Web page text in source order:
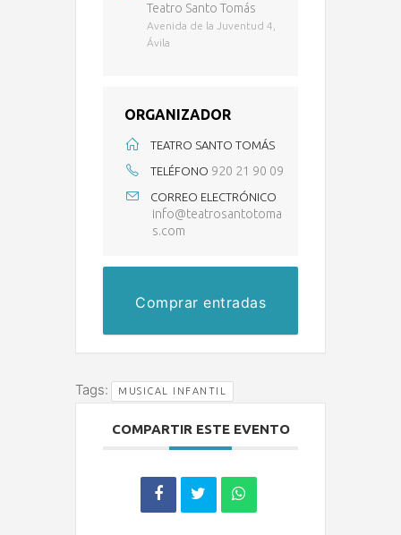
Teatro Santo Tomás
Avenida de la Juventud 4,
Ávila
ORGANIZADOR
TEATRO SANTO TOMÁS
TELÉFONO 920 21 90 09
CORREO ELECTRÓNICO
info@teatrosantotoma
s.com
Comprar entradas
Tags: MUSICAL INFANTIL
COMPARTIR ESTE EVENTO